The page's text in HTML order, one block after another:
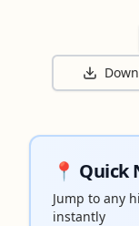
📍 Quick
Jump to any
instantly